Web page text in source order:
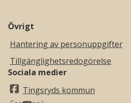
Övrigt
Hantering av personuppgifter
Tillgänglighetsredogörelse
Sociala medier
Tingsryds kommun